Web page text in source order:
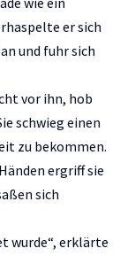
er sich
und fuhr sich
vor ihn, hob
schwieg einen
zu bekommen.
ergriff sie
sich
wurde“, erklärte